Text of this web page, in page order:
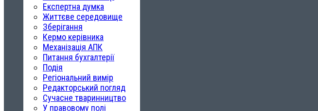
Експертна думка
Життєве середовище
Зберігання
Кермо керівника
Механізація АПК
Питання бухгалтерії
Подія
Регіональний вимір
Редакторський погляд
Сучасне тваринництво
У правовому полі